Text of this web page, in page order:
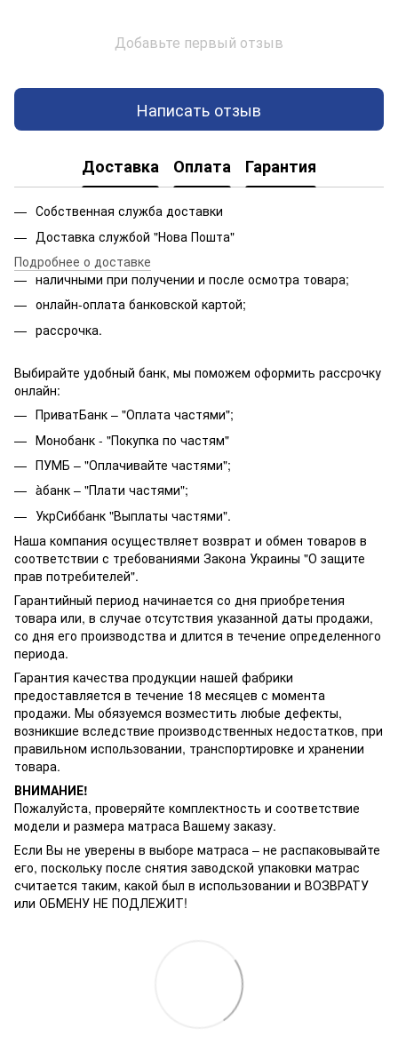
Добавьте первый отзыв
Написать отзыв
Доставка Оплата Гарантия
Собственная служба доставки
Доставка службой "Нова Пошта"
Подробнее о доставке
наличными при получении и после осмотра товара;
онлайн-оплата банковской картой;
рассрочка.
Выбирайте удобный банк, мы поможем оформить рассрочку
онлайн:
ПриватБанк – "Оплата частями";
Монобанк - "Покупка по частям"
ПУМБ – "Оплачивайте частями";
àбанк – "Плати частями";
УкрСиббанк "Выплаты частями".
Наша компания осуществляет возврат и обмен товаров в
соответствии с требованиями Закона Украины "О защите
прав потребителей".
Гарантийный период начинается со дня приобретения
товара или, в случае отсутствия указанной даты продажи,
со дня его производства и длится в течение определенного
периода.
Гарантия качества продукции нашей фабрики
предоставляется в течение 18 месяцев с момента
продажи. Мы обязуемся возместить любые дефекты,
возникшие вследствие производственных недостатков, при
правильном использовании, транспортировке и хранении
товара.
ВНИМАНИЕ!
Пожалуйста, проверяйте комплектность и соответствие
модели и размера матраса Вашему заказу.
Если Вы не уверены в выборе матраса – не распаковывайте
его, поскольку после снятия заводской упаковки матрас
считается таким, какой был в использовании и ВОЗВРАТУ
или ОБМЕНУ НЕ ПОДЛЕЖИТ!